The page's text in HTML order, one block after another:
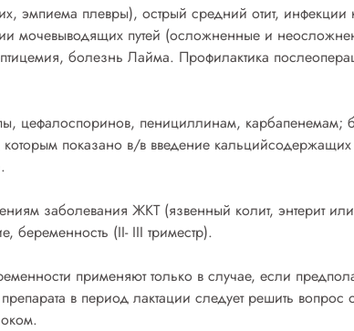
эмпиема плевры), острый средний отит, инфекции
мочевыводящих путей (осложненные и
болезнь Лайма. Профилактика
цефалоспоринов, пенициллинам, карбапенемам;
показано в/в введение кальцийсодержащих
заболевания ЖКТ (язвенный колит, энтерит
беременность (II- III триместр).
применяют только в случае, если
в период лактации следует решить